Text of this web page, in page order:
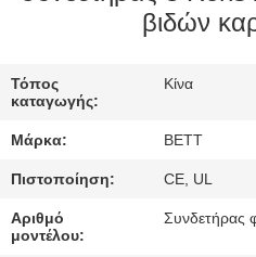
ΈΛΕΓΧΟΣ
SITEMAP
PRIVACY
POLICY
βιδών
Τόπος
καταγωγής:
Κίνα
Μάρκα: BETT
Πιστοποίηση: CE, UL
Αριθμό
μοντέλου:
Συνδετήρας